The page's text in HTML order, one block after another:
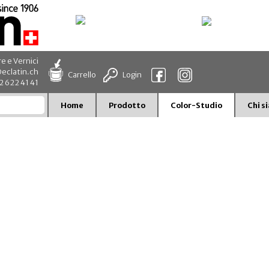
e Vernici
622 41 41
Carrello Login
Home Prodotto Color-Studio Chi